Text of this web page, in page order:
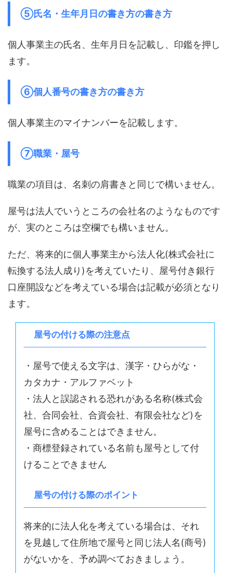
⑤氏名・生年月日の書き方の書き方
個人事業主の氏名、生年月日を記載し、印鑑を押し
ます。
⑥個人番号の書き方の書き方
個人事業主のマイナンバーを記載します。
⑦職業・屋号
職業の項目は、名刺の肩書きと同じで構いません。
屋号は法人でいうところの会社名のようなものです
が、実のところは空欄でも構いません。
ただ、将来的に個人事業主から法人化(株式会社に
転換する法人成り)を考えていたり、屋号付き銀行
口座開設などを考えている場合は記載が必須となり
ます。
屋号の付ける際の注意点
・屋号で使える文字は、漢字・ひらがな・
カタカナ・アルファベット
・法人と誤認される恐れがある名称(株式会
社、合同会社、合資会社、有限会社など)を
屋号に含めることはできません。
・商標登録されている名前も屋号として付
けることできません
屋号の付ける際のポイント
将来的に法人化を考えている場合は、それ
を見越して住所地で屋号と同じ法人名(商号)
がないかを、予め調べておきましょう。